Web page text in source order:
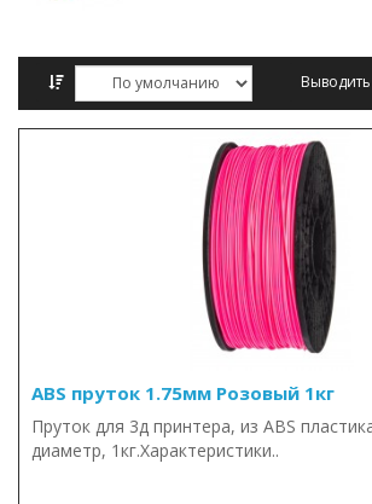
Сравнение товаров (0)
ABS пруток 1.75мм Розовый 1кг
Пруток для 3д принтера, из ABS
диаметр, 1кг.Характеристики..